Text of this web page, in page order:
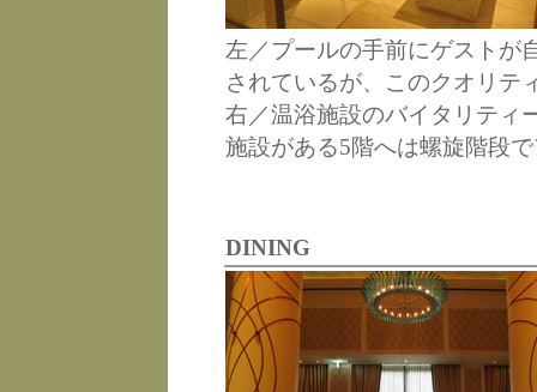
左／プールの手前にゲストが
されているが、このクオリテ
右／温浴施設のバイタリティ
施設がある5階へは螺旋階段
DINING